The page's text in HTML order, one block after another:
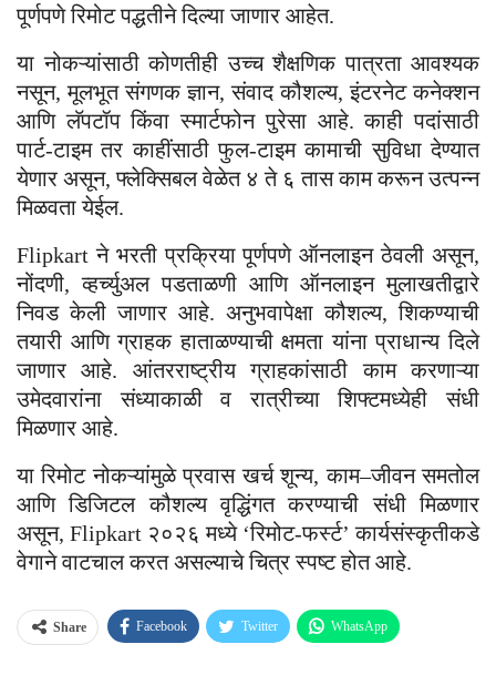
पूर्णपणे रिमोट पद्धतीने दिल्या जाणार आहेत.
या नोकऱ्यांसाठी कोणतीही उच्च शैक्षणिक पात्रता आवश्यक
नसून, मूलभूत संगणक ज्ञान, संवाद कौशल्य, इंटरनेट कनेक्शन
आणि लॅपटॉप किंवा स्मार्टफोन पुरेसा आहे. काही पदांसाठी
पार्ट-टाइम तर काहींसाठी फुल-टाइम कामाची सुविधा देण्यात
येणार असून, फ्लेक्सिबल वेळेत ४ ते ६ तास काम करून उत्पन्न
मिळवता येईल.
Flipkart ने भरती प्रक्रिया पूर्णपणे ऑनलाइन ठेवली असून,
नोंदणी, व्हर्च्युअल पडताळणी आणि ऑनलाइन मुलाखतीद्वारे
निवड केली जाणार आहे. अनुभवापेक्षा कौशल्य, शिकण्याची
तयारी आणि ग्राहक हाताळण्याची क्षमता यांना प्राधान्य दिले
जाणार आहे. आंतरराष्ट्रीय ग्राहकांसाठी काम करणाऱ्या
उमेदवारांना संध्याकाळी व रात्रीच्या शिफ्टमध्येही संधी
मिळणार आहे.
या रिमोट नोकऱ्यांमुळे प्रवास खर्च शून्य, काम–जीवन समतोल
आणि डिजिटल कौशल्य वृद्धिंगत करण्याची संधी मिळणार
असून, Flipkart २०२६ मध्ये ‘रिमोट-फर्स्ट’ कार्यसंस्कृतीकडे
वेगाने वाटचाल करत असल्याचे चित्र स्पष्ट होत आहे.
Share Facebook Twitter WhatsApp